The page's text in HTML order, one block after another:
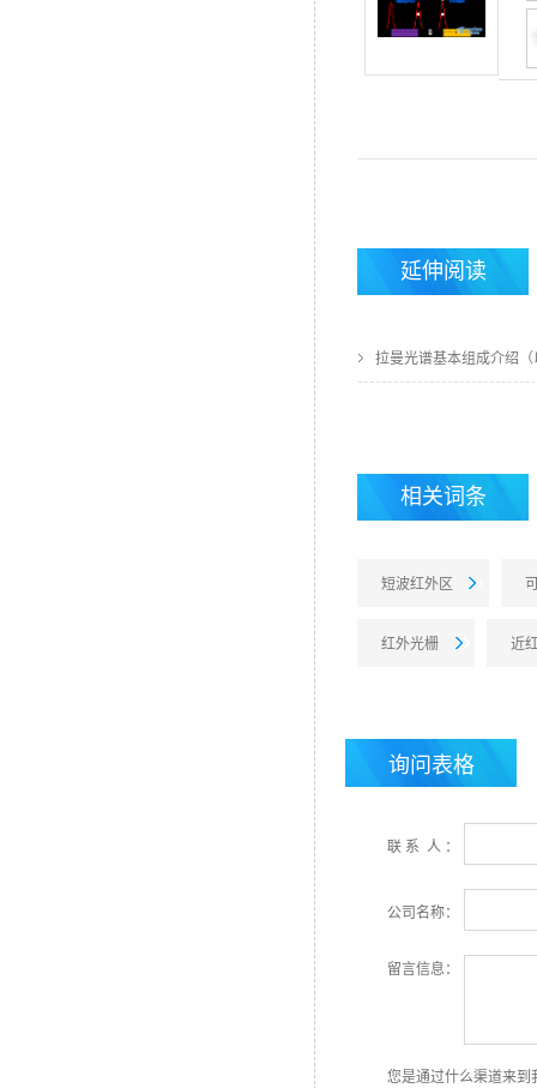
S-CMOS微型光纤光谱
延伸阅读
拉曼光谱基本组成介绍
相关词条
短波红外区
红外光栅 近
询问表格
联 系 人 ：
公司名称：
留言信息：
您是通过什么渠道来到